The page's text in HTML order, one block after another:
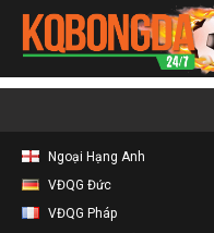
Ngoại Hạng Anh
VĐQG Đức
VĐQG Pháp